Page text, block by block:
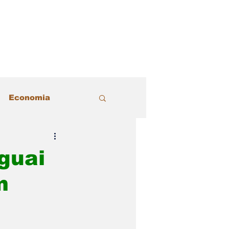
Economia
Justiça